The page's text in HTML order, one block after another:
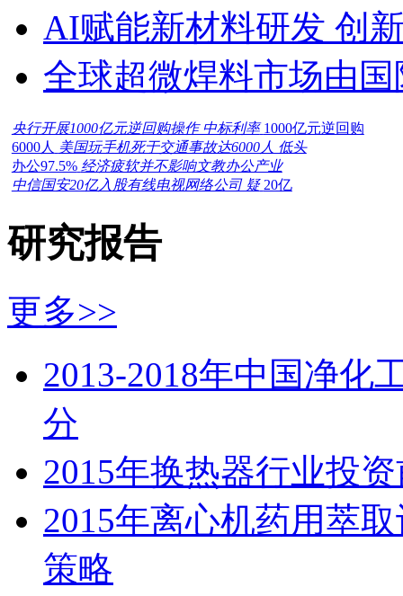
AI赋能新材料研发 创
全球超微焊料市场由
央行开展1000亿元逆回购操作 中标利率 1000亿元逆回购
6000人 美国玩手机死于交通事故达6000人 低头
办公97.5% 经济疲软并不影响文教办公产业
中信国安20亿入股有线电视网络公司 疑 20亿
研究报告
更多>>
2013-2018年中国净化
分
2015年换热器行业投
2015年离心机药用萃
策略